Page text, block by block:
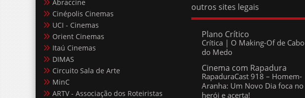
UCI - Cinemas
Orient Cinemas
Itaú Cinemas
DIMAS
Circuito Sala de Arte
MinC
ARTV - Associação dos Roteiristas
Porta Curtas
Plano Crítico
Crítica | O Making-Of de Cabo do
Medo
Cinema com Rapadura
Um Novo Dia foca no herói e acerta!
Cenas de Cinema
Nightborn é o vencedor do 30º